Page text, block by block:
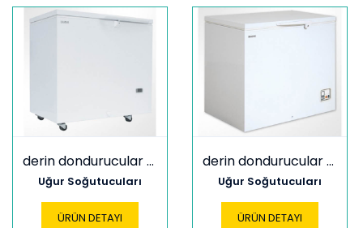
derin dondurucular ucf 20 sf
Uğur Soğutucuları
ÜRÜN DETAYI
derin dondurucular ucf 200 s
Uğur Soğutucuları
ÜRÜN DETAYI